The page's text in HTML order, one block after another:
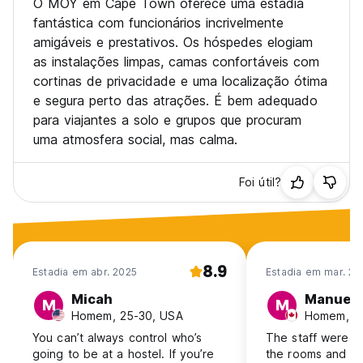
O MOY em Cape Town oferece uma estadia
fantástica com funcionários incrivelmente
amigáveis e prestativos. Os hóspedes elogiam
as instalações limpas, camas confortáveis com
cortinas de privacidade e uma localização ótima
e segura perto das atrações. É bem adequado
para viajantes a solo e grupos que procuram
uma atmosfera social, mas calma.
Foi útil?
Estadia em abr. 2025 8.9
M Micah
Homem, 25-30, USA
You can’t always control who’s
going to be at a hostel. If you’re
Estadia em mar.
M Manuel
Homem,
The staff were
the rooms and